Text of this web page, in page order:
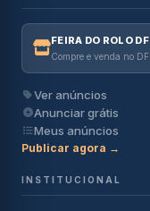
FEIRA DO ROLO DF
Compre e venda no DF
Ver anúncios
Anunciar grátis
Meus anúncios
Publicar agora →
INSTITUCIONAL